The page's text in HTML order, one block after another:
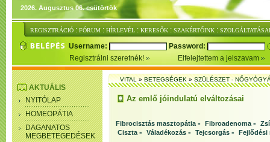
2026. Augusztus 06. csütörtök
REGISZTRÁCIÓ : FÓRUM : HÍRLEVÉL : KERESŐK : SZAKÉRTŐINK :
Username:
Password:
Regisztrálni szeretnék!
Elfelejtettem a jelszavam
AKTUÁLIS
NYITÓLAP
HOMEOPÁTIA
DAGANATOS
MEGBETEGEDÉSEK
VITAL»BETEGSÉGEK»SZÜLÉSZET -
Az emlő jóindulatú elváltozásai
Fibrocisztás masztopátia - Fibroadenoma -
Ciszta - Váladékozás - Tejcsorgás - Fejlődési